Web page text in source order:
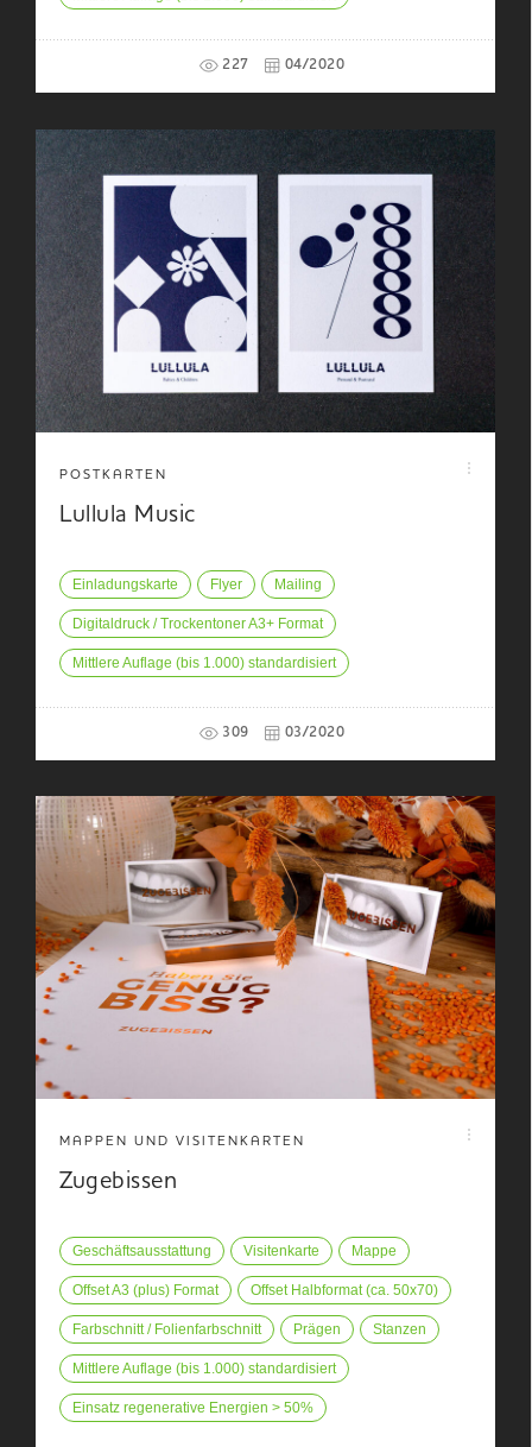
227 04/2020
POSTKARTEN
Lullula Music
Einladungskarte Flyer Mailing
Digitaldruck / Trockentoner A3+ Format
Mittlere Auflage (bis 1.000) standardisiert
309 03/2020
MAPPEN UND VISITENKARTEN
Zugebissen
Geschäftsausstattung Visitenkarte Mappe
Offset A3 (plus) Format Offset Halbformat (ca. 50x70)
Farbschnitt / Folienfarbschnitt Prägen Stanzen
Mittlere Auflage (bis 1.000) standardisiert
Einsatz regenerative Energien > 50%